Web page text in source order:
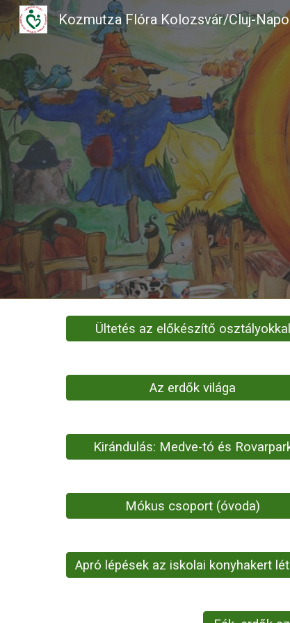
Kozmutza Flóra Kolozsvár/Cluj-
Ültetés az előkészítő osztályokkal
Az erdők világa
Kirándulás: Medve-tó és
Mókus csoport (óvoda)